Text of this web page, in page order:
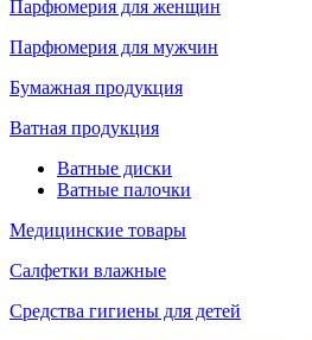
Парфюмерия для женщин
Парфюмерия для мужчин
Бумажная продукция
Ватная продукция
Ватные диски
Ватные палочки
Медицинские товары
Салфетки влажные
Средства гигиены для детей